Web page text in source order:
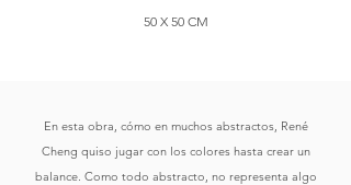
50 X 50 CM
En esta obra, cómo en muchos abstractos, René
Cheng quiso jugar con los colores hasta crear un
balance. Como todo abstracto, no representa algo